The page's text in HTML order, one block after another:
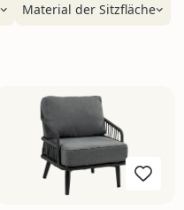
Material der Sitzfläche